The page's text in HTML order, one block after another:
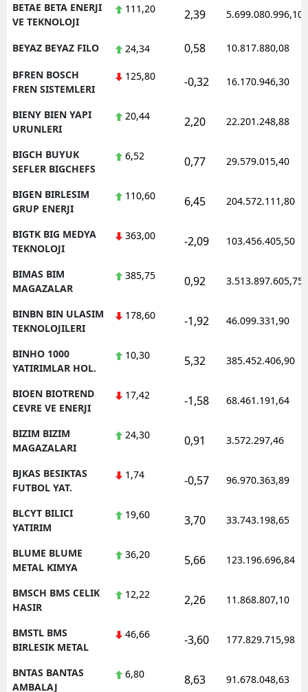
BETAE BETA ENERJI
VE TEKNOLOJI
111,20 2,39 5.699.080.996,10
BEYAZ BEYAZ FILO 24,34 0,58 10.817.880,08
BFREN BOSCH
FREN SISTEMLERI
125,80 -0,32 16.170.946,30
BIENY BIEN YAPI
URUNLERI
20,44 2,20 22.201.248,88
BIGCH BUYUK
SEFLER BIGCHEFS
6,52 0,77 29.579.015,40
BIGEN BIRLESIM
GRUP ENERJI
110,60 6,45 204.572.111,80
BIGTK BIG MEDYA
TEKNOLOJI
363,00 -2,09 103.456.405,50
BIMAS BIM
MAGAZALAR
385,75 0,92 3.513.897.605,75
BINBN BIN ULASIM
TEKNOLOJILERI
178,60 -1,92 46.099.331,90
BINHO 1000
YATIRIMLAR HOL.
10,30 5,32 385.452.406,90
BIOEN BIOTREND
CEVRE VE ENERJI
17,42 -1,58 68.461.191,64
BIZIM BIZIM
MAGAZALARI
24,30 0,91 3.572.297,46
BJKAS BESIKTAS
FUTBOL YAT.
1,74 -0,57 96.970.363,89
BLCYT BILICI
YATIRIM
19,60 3,70 33.743.198,65
BLUME BLUME
METAL KIMYA
36,20 5,66 123.196.696,84
BMSCH BMS CELIK
HASIR
12,22 2,26 11.868.807,10
BMSTL BMS
BIRLESIK METAL
46,66 -3,60 177.829.715,98
BNTAS BANTAS
AMBALAJ
6,80 8,63 91.678.048,63